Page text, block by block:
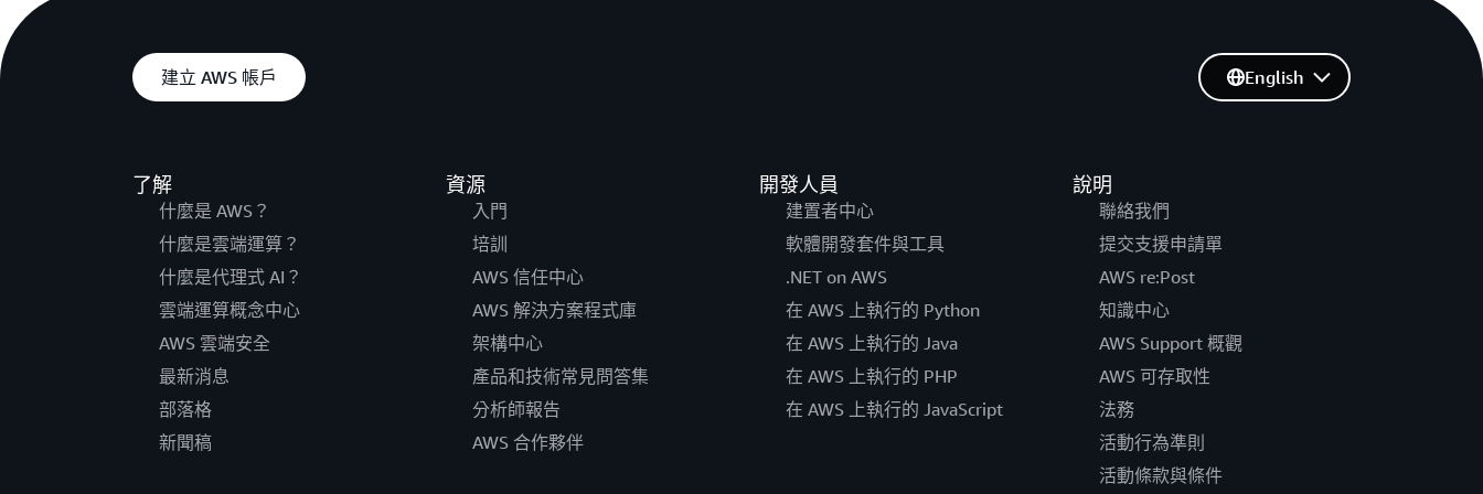
建立 AWS 帳戶
了解
什麼是 AWS？
什麼是雲端運算？
什麼是代理式 AI？
雲端運算概念中心
AWS 雲端安全
最新消息
部落格
新聞稿
資源
入門
培訓
AWS 信任中心
AWS 解決方案程式庫
架構中心
產品和技術常見問答集
分析師報告
AWS 合作夥伴
開發人員
建置者中心
軟體開發套件與工具
.NET on AWS
在 AWS 上執行的 Python
在 AWS 上執行的 Java
在 AWS 上執行的 PHP
在 AWS 上執行的 JavaScript
說明
聯絡我們
提交支援申請單
AWS re:Post
知識中心
AWS Support 概觀
AWS 可存取性
法務
活動行為準則
活動條款與條件
English